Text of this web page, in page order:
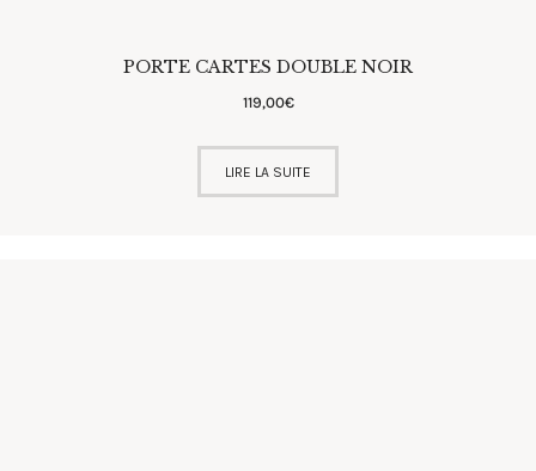
PORTE CARTES DOUBLE NOIR
119,00€
LIRE LA SUITE